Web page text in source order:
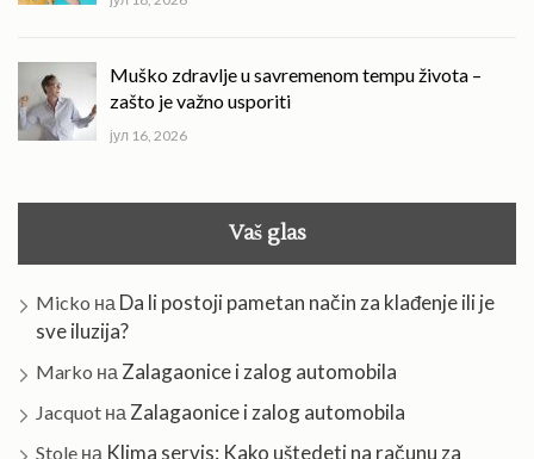
Muško zdravlje u savremenom tempu života –
zašto je važno usporiti
јул 16, 2026
Vaš glas
Micko на Da li postoji pametan način za klađenje ili je
sve iluzija?
Marko на Zalagaonice i zalog automobila
Jacquot на Zalagaonice i zalog automobila
Stole на Klima servis: Kako uštedeti na računu za